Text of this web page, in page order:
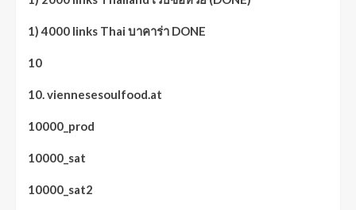
1) 4000 links Thai บาคาร่า DONE
10
10. viennesesoulfood.at
10000_prod
10000_sat
10000_sat2